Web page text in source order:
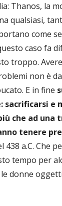
Thanos, la
qualsiasi,
come
caso fa
troppo.
non è
E in fine
sacrificarsi e
che ad una
tenere
a.C. Che
tempo per
donne